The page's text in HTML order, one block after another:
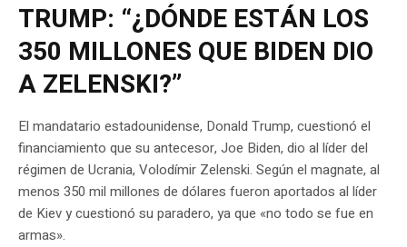
TRUMP: “¿DÓNDE ESTÁN LOS
350 MILLONES QUE BIDEN DIO
A ZELENSKI?”
El mandatario estadounidense, Donald Trump, cuestionó el
financiamiento que su antecesor, Joe Biden, dio al líder del
régimen de Ucrania, Volodímir Zelenski. Según el magnate, al
menos 350 mil millones de dólares fueron aportados al líder
de Kiev y cuestionó su paradero, ya que «no todo se fue en
armas».